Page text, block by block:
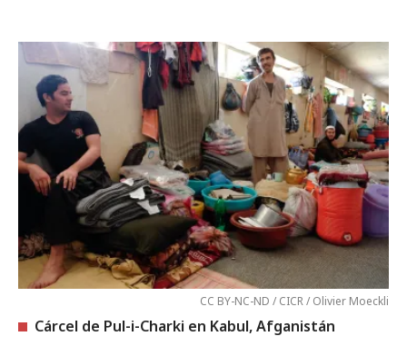
CC BY-NC-ND / CICR / Olivier Moeckli
Cárcel de Pul-i-Charki en Kabul, Afganistán